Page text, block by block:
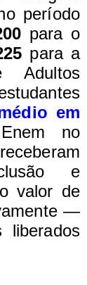
período
para o
para a
Adultos
em
no
e
valor de
—
liberados